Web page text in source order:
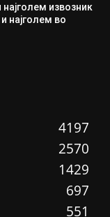
извозник
најголем во
4197
2570
1429
697
551